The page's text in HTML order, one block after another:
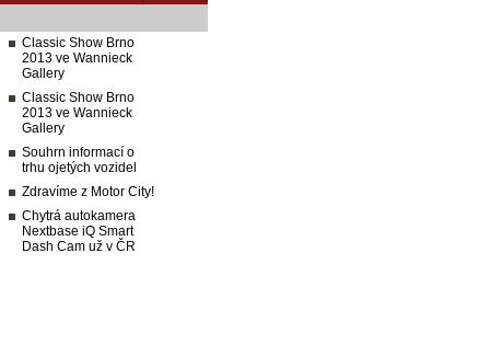
Classic Show Brno
2013 ve Wannieck
Gallery
Classic Show Brno
2013 ve Wannieck
Gallery
Souhrn informací o
trhu ojetých vozidel
Zdravíme z Motor City!
Chytrá autokamera
Nextbase iQ Smart
Dash Cam už v ČR